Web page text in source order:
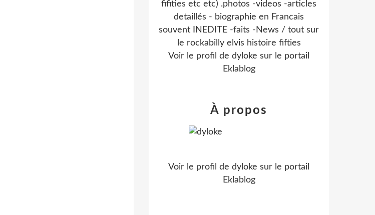
fifities etc etc) .photos -videos -articles
detaillés - biographie en Francais
souvent INEDITE -faits -News / tout sur
le rockabilly elvis histoire fifties
Voir le profil de dyloke sur le portail
Eklablog
À propos
Voir le profil de dyloke sur le portail
Eklablog